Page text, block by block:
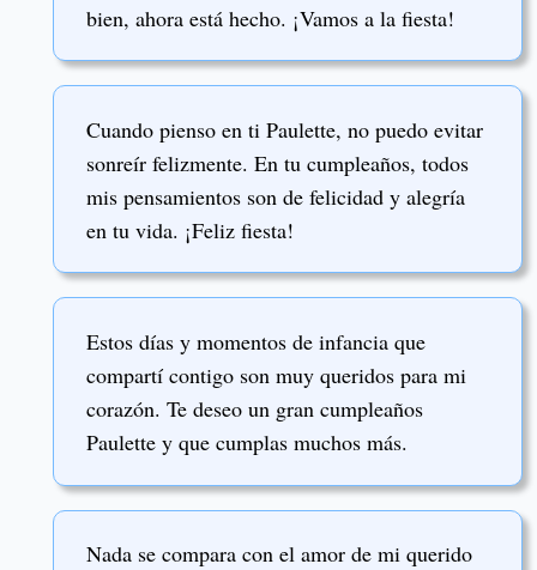
bien, ahora está hecho. ¡Vamos a la fiesta!
Cuando pienso en ti Paulette, no puedo evitar
sonreír felizmente. En tu cumpleaños, todos
mis pensamientos son de felicidad y alegría
en tu vida. ¡Feliz fiesta!
Estos días y momentos de infancia que
compartí contigo son muy queridos para mi
corazón. Te deseo un gran cumpleaños
Paulette y que cumplas muchos más.
Nada se compara con el amor de mi querido